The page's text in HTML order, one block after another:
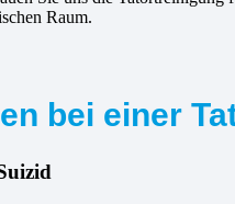
Raum.
bei einer